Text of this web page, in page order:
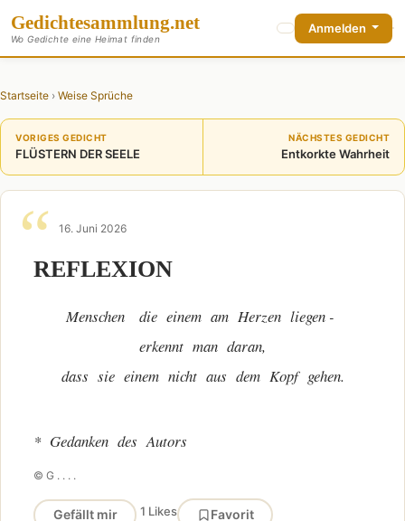
Gedichtesammlung.net
Wo Gedichte eine Heimat finden
Anmelden
Startseite › Weise Sprüche
VORIGES GEDICHT
FLÜSTERN DER SEELE
NÄCHSTES GEDICHT
Entkorkte Wahrheit
16. Juni 2026
REFLEXION
Menschen die einem am Herzen liegen -
erkennt man daran,
dass sie einem nicht aus dem Kopf gehen.
* Gedanken des Autors
© G . . . .
Gefällt mir 1 Likes Favorit